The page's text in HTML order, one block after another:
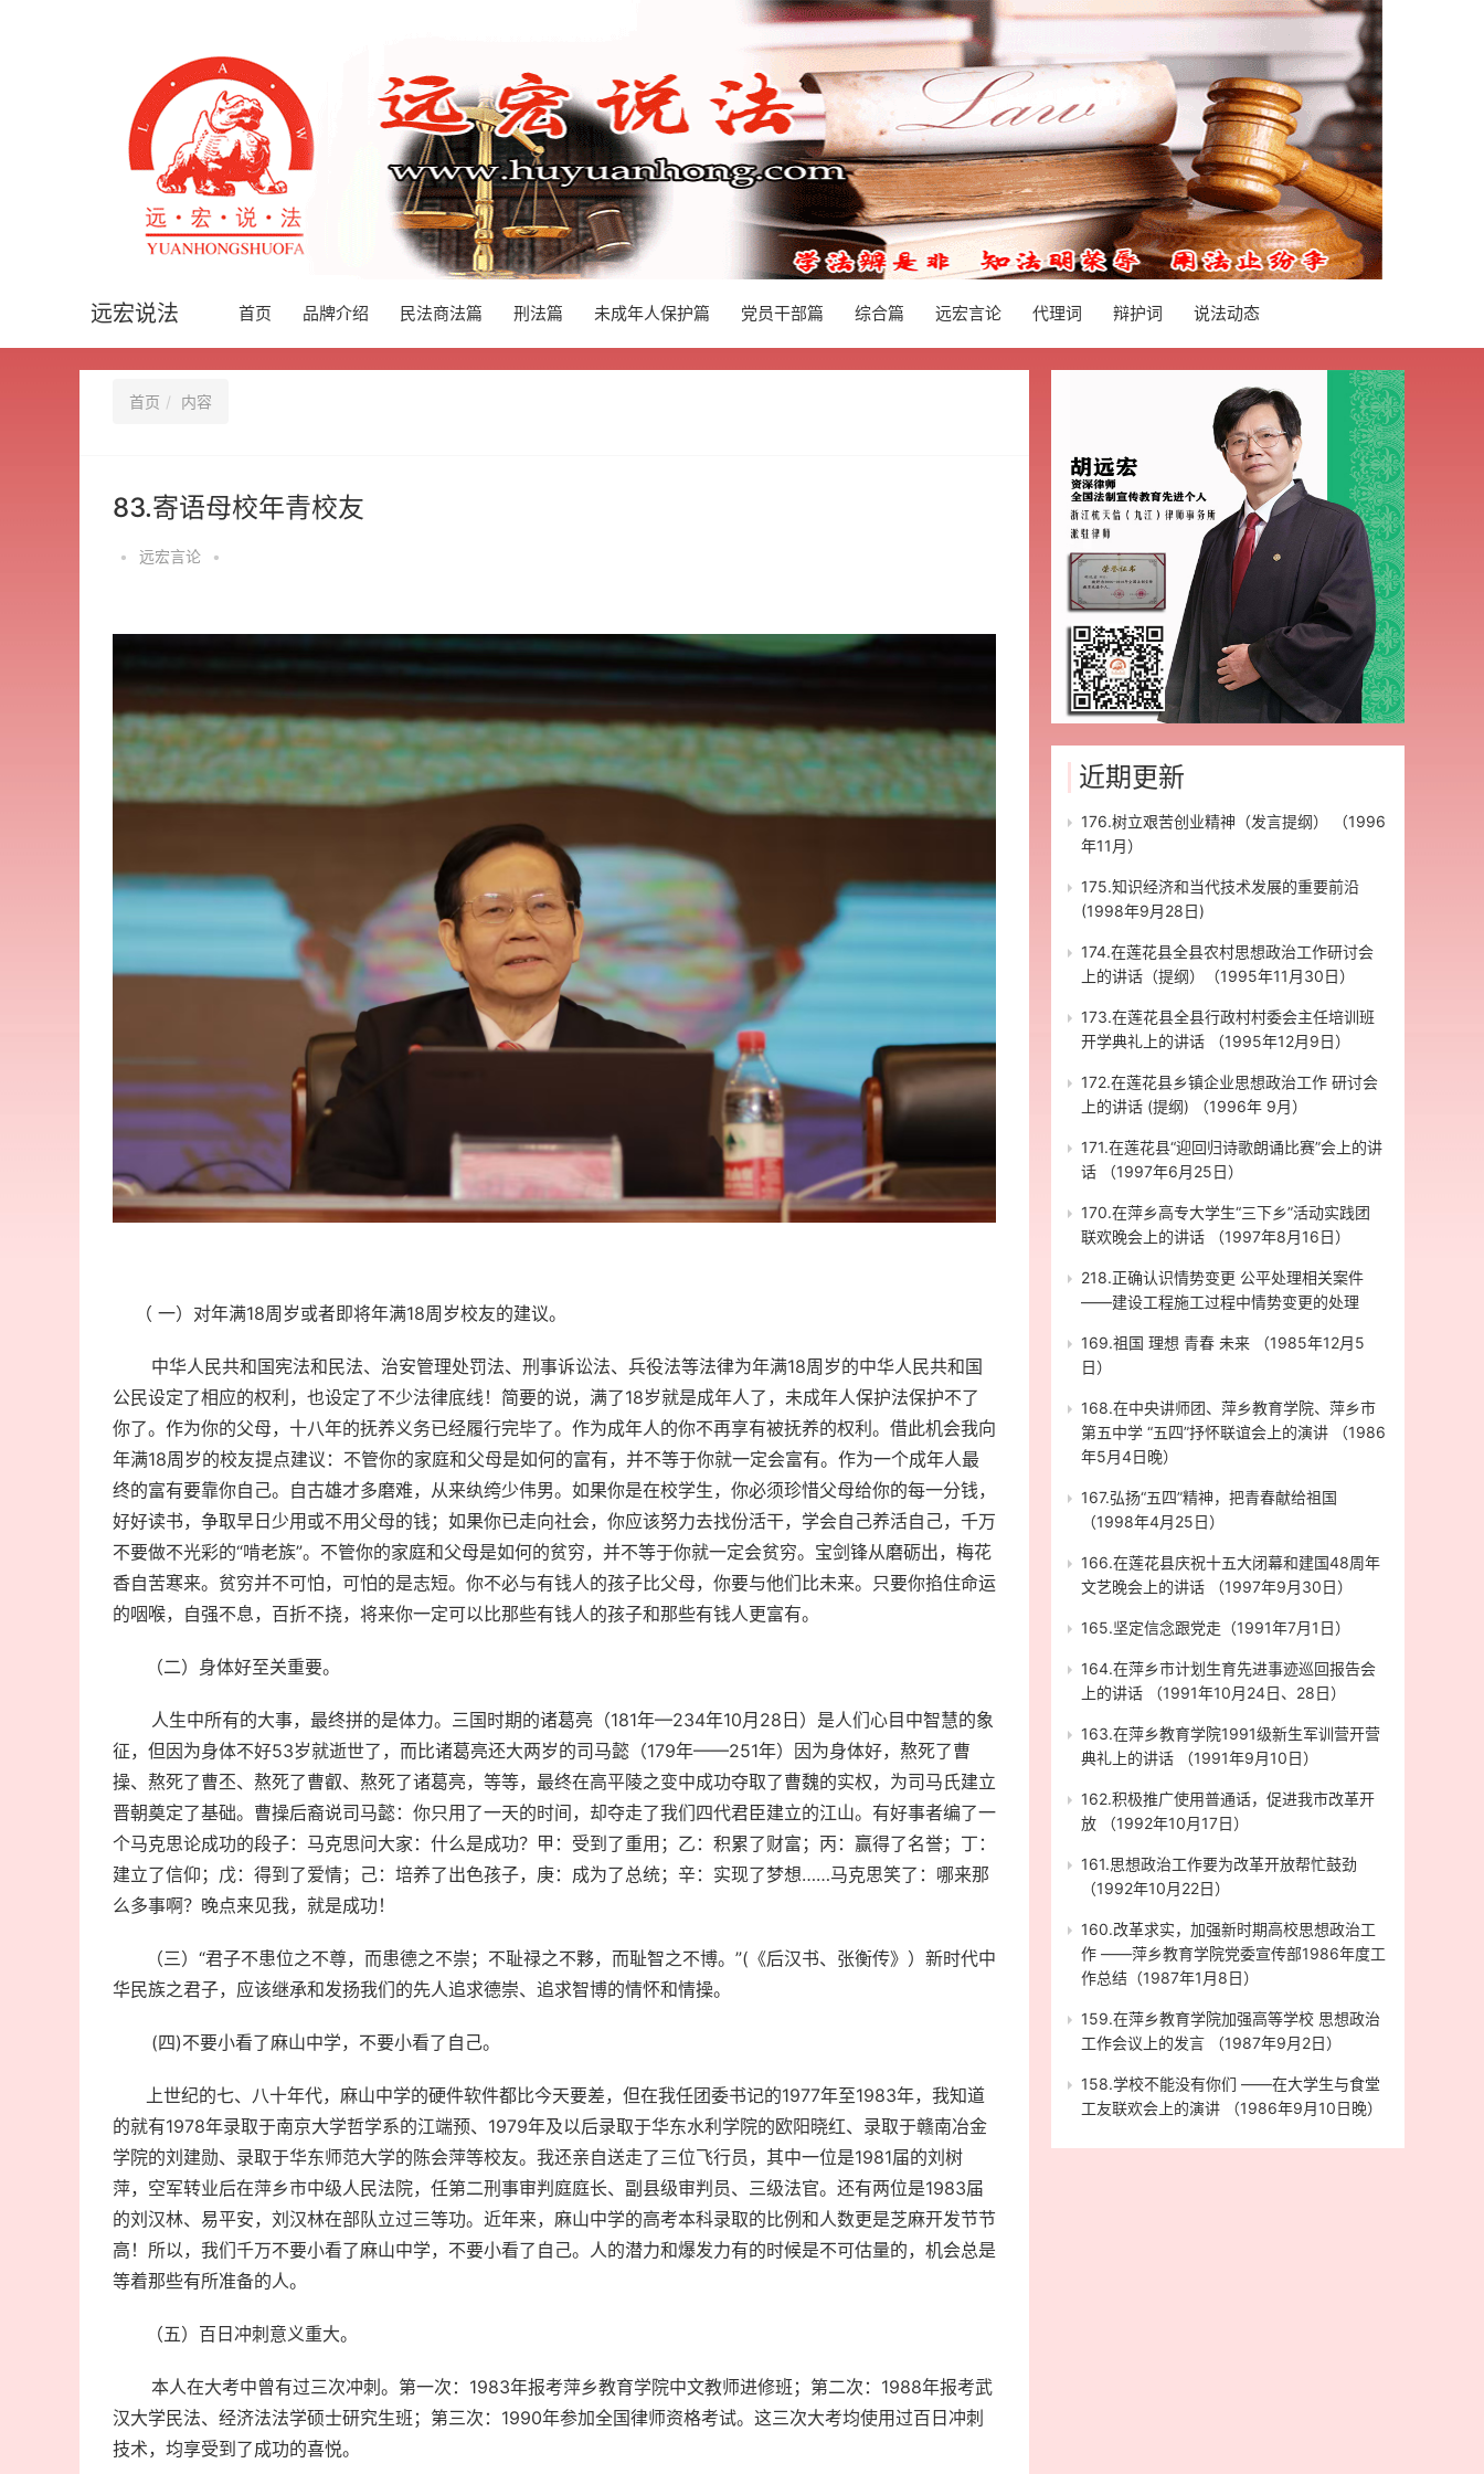
远宏说法 首页 品牌介绍 民法商法篇 刑法篇 未成年人保护篇 党员干部篇 综合篇 远宏言论 代理词 辩护词 说法动态
首页 内容
83.寄语母校年青校友
• 远宏言论 •
（ 一）对年满18周岁或者即将年满18周岁校友的建议。
中华人民共和国宪法和民法、治安管理处罚法、刑事诉讼法、兵役法等法律为年满18周岁的中华人民共和国
公民设定了相应的权利，也设定了不少法律底线！简要的说，满了18岁就是成年人了，未成年人保护法保护不了
你了。作为你的父母，十八年的抚养义务已经履行完毕了。作为成年人的你不再享有被抚养的权利。借此机会我向
年满18周岁的校友提点建议：不管你的家庭和父母是如何的富有，并不等于你就一定会富有。作为一个成年人最
终的富有要靠你自己。自古雄才多磨难，从来纨绔少伟男。如果你是在校学生，你必须珍惜父母给你的每一分钱，
好好读书，争取早日少用或不用父母的钱；如果你已走向社会，你应该努力去找份活干，学会自己养活自己，千万
不要做不光彩的“啃老族”。不管你的家庭和父母是如何的贫穷，并不等于你就一定会贫穷。宝剑锋从磨砺出，梅花
香自苦寒来。贫穷并不可怕，可怕的是志短。你不必与有钱人的孩子比父母，你要与他们比未来。只要你掐住命运
的咽喉，自强不息，百折不挠，将来你一定可以比那些有钱人的孩子和那些有钱人更富有。
（二）身体好至关重要。
人生中所有的大事，最终拼的是体力。三国时期的诸葛亮（181年—234年10月28日）是人们心目中智慧的象
征，但因为身体不好53岁就逝世了，而比诸葛亮还大两岁的司马懿（179年——251年）因为身体好，熬死了曹
操、熬死了曹丕、熬死了曹叡、熬死了诸葛亮，等等，最终在高平陵之变中成功夺取了曹魏的实权，为司马氏建立
晋朝奠定了基础。曹操后裔说司马懿：你只用了一天的时间，却夺走了我们四代君臣建立的江山。有好事者编了一
个马克思论成功的段子：马克思问大家：什么是成功？甲：受到了重用；乙：积累了财富；丙：赢得了名誉；丁：
建立了信仰；戊：得到了爱情；己：培养了出色孩子，庚：成为了总统；辛：实现了梦想……马克思笑了：哪来那
么多事啊？晚点来见我，就是成功！
（三）“君子不患位之不尊，而患德之不崇；不耻禄之不夥，而耻智之不博。”(《后汉书、张衡传》）新时代中
华民族之君子，应该继承和发扬我们的先人追求德崇、追求智博的情怀和情操。
(四)不要小看了麻山中学，不要小看了自己。
上世纪的七、八十年代，麻山中学的硬件软件都比今天要差，但在我任团委书记的1977年至1983年，我知道
的就有1978年录取于南京大学哲学系的江端预、1979年及以后录取于华东水利学院的欧阳晓红、录取于赣南冶金
学院的刘建勋、录取于华东师范大学的陈会萍等校友。我还亲自送走了三位飞行员，其中一位是1981届的刘树
萍，空军转业后在萍乡市中级人民法院，任第二刑事审判庭庭长、副县级审判员、三级法官。还有两位是1983届
的刘汉林、易平安，刘汉林在部队立过三等功。近年来，麻山中学的高考本科录取的比例和人数更是芝麻开发节节
高！所以，我们千万不要小看了麻山中学，不要小看了自己。人的潜力和爆发力有的时候是不可估量的，机会总是
等着那些有所准备的人。
（五）百日冲刺意义重大。
本人在大考中曾有过三次冲刺。第一次：1983年报考萍乡教育学院中文教师进修班；第二次：1988年报考武
汉大学民法、经济法法学硕士研究生班；第三次：1990年参加全国律师资格考试。这三次大考均使用过百日冲刺
技术，均享受到了成功的喜悦。
近期更新
176.树立艰苦创业精神（发言提纲） （1996
年11月）
175.知识经济和当代技术发展的重要前沿
(1998年9月28日)
174.在莲花县全县农村思想政治工作研讨会
上的讲话（提纲）（1995年11月30日）
173.在莲花县全县行政村村委会主任培训班
开学典礼上的讲话 （1995年12月9日）
172.在莲花县乡镇企业思想政治工作 研讨会
上的讲话 (提纲) （1996年 9月）
171.在莲花县“迎回归诗歌朗诵比赛”会上的讲
话 （1997年6月25日）
170.在萍乡高专大学生“三下乡”活动实践团
联欢晚会上的讲话 （1997年8月16日）
218.正确认识情势变更 公平处理相关案件
——建设工程施工过程中情势变更的处理
169.祖国 理想 青春 未来 （1985年12月5
日）
168.在中央讲师团、萍乡教育学院、萍乡市
第五中学 “五四”抒怀联谊会上的演讲 （1986
年5月4日晚）
167.弘扬“五四”精神，把青春献给祖国
（1998年4月25日）
166.在莲花县庆祝十五大闭幕和建国48周年
文艺晚会上的讲话 （1997年9月30日）
165.坚定信念跟党走（1991年7月1日）
164.在萍乡市计划生育先进事迹巡回报告会
上的讲话 （1991年10月24日、28日）
163.在萍乡教育学院1991级新生军训营开营
典礼上的讲话 （1991年9月10日）
162.积极推广使用普通话，促进我市改革开
放 （1992年10月17日）
161.思想政治工作要为改革开放帮忙鼓劲
（1992年10月22日）
160.改革求实，加强新时期高校思想政治工
作 ——萍乡教育学院党委宣传部1986年度工
作总结（1987年1月8日）
159.在萍乡教育学院加强高等学校 思想政治
工作会议上的发言 （1987年9月2日）
158.学校不能没有你们 ——在大学生与食堂
工友联欢会上的演讲 （1986年9月10日晚）